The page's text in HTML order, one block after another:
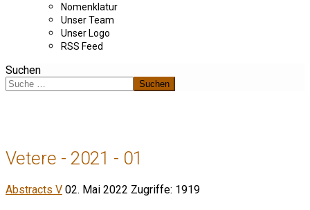
Nomenklatur
Unser Team
Unser Logo
RSS Feed
Suchen
Suchen
Vetere - 2021 - 01
Abstracts V 02. Mai 2022 Zugriffe: 1919